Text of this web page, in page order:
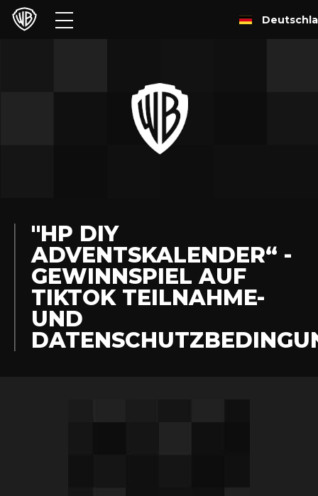
Filme
Licensing
"HP DIY
ADVENTSKALENDER“ -
GEWINNSPIEL AUF
TIKTOK TEILNAHME-
UND